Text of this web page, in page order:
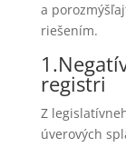
a
riešením.
registri
Z
úverových